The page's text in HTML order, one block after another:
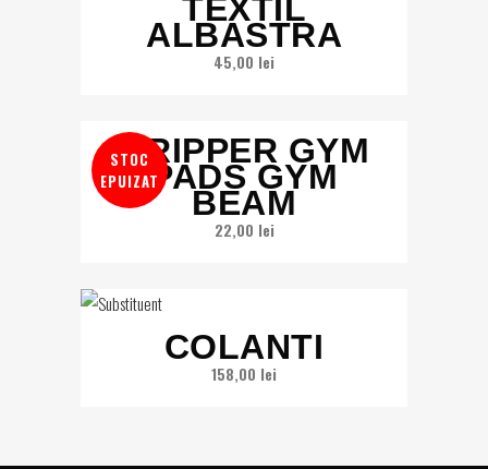
TEXTIL
ALBASTRA
45,00 lei
STOC
EPUIZAT
GRIPPER GYM
PADS GYM
BEAM
22,00 lei
COLANTI
158,00 lei